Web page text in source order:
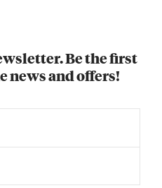
Be the first
news and offers!